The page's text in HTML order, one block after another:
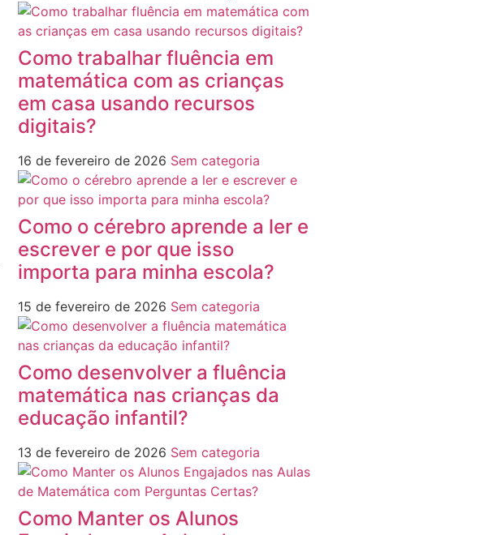
Como trabalhar fluência em
matemática com as crianças
em casa usando recursos
digitais?
16 de fevereiro de 2026 Sem categoria
Como o cérebro aprende a ler e
escrever e por que isso
importa para minha escola?
15 de fevereiro de 2026 Sem categoria
Como desenvolver a fluência
matemática nas crianças da
educação infantil?
13 de fevereiro de 2026 Sem categoria
Como Manter os Alunos